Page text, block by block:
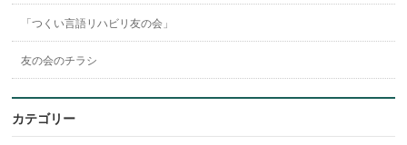
「つくい言語リハビリ友の会」
友の会のチラシ
カテゴリー